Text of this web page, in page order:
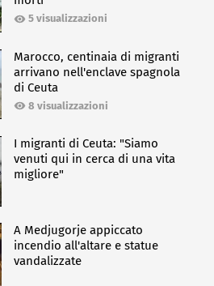
5 visualizzazioni
Marocco, centinaia di migranti
arrivano nell'enclave spagnola
di Ceuta
8 visualizzazioni
I migranti di Ceuta: "Siamo
venuti qui in cerca di una vita
migliore"
A Medjugorje appiccato
incendio all'altare e statue
vandalizzate